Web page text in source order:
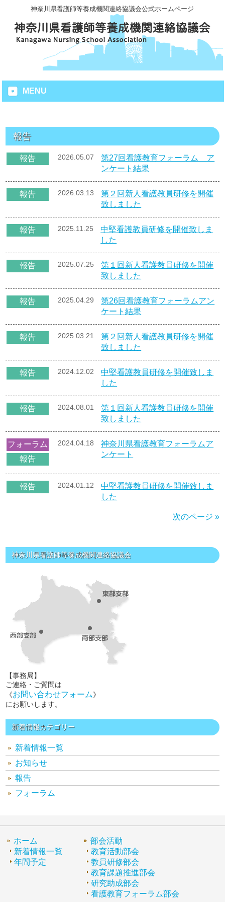
神奈川県看護師等養成機関連絡協議会公式ホームページ
MENU
報告
報告 2026.05.07
第27回看護教育フォーラム ア
ンケート結果
報告 2026.03.13
第２回新人看護教員研修を開催
致しました
報告 2025.11.25
中堅看護教員研修を開催致しま
した
報告 2025.07.25
第１回新人看護教員研修を開催
致しました
報告 2025.04.29
第26回看護教育フォーラムアン
ケート結果
報告 2025.03.21
第２回新人看護教員研修を開催
致しました
報告 2024.12.02
中堅看護教員研修を開催致しま
した
報告 2024.08.01
第１回新人看護教員研修を開催
致しました
フォーラム
報告
2024.04.18
神奈川県看護教育フォーラムア
ンケート
報告 2024.01.12
中堅看護教員研修を開催致しま
した
次のページ »
神奈川県看護師等養成機関連絡協議会
【事務局】
ご連絡・ご質問は
《お問い合わせフォーム》
にお願いします。
新着情報カテゴリー
新着情報一覧
お知らせ
報告
フォーラム
ホーム
新着情報一覧
年間予定
部会活動
教育活動部会
教員研修部会
教育課題推進部会
研究助成部会
看護教育フォーラム部会